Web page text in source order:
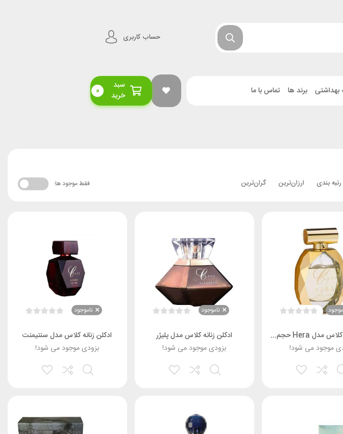
حساب کاربری
برند ها تماس با ما
سبد
خرید
0
رتبه بندی ارزان‌ترین گران‌ترین فقط موجود ها:
ادکلن زنانه کلاس مدل Hera حجم ۱۰۰ میل
موجود می شود!
ناموجود
ادکلن زنانه کلاس مدل پلیژر
بزودی موجود می شود!
ناموجود
ادکلن زنانه کلاس مدل سنتیمنت
بزودی موجود می شود!